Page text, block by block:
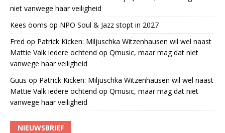
niet vanwege haar veiligheid
Kees öoms op NPO Soul & Jazz stopt in 2027
Fred op Patrick Kicken: Miljuschka Witzenhausen wil wel naast
Mattie Valk iedere ochtend op Qmusic, maar mag dat niet
vanwege haar veiligheid
Guus op Patrick Kicken: Miljuschka Witzenhausen wil wel naast
Mattie Valk iedere ochtend op Qmusic, maar mag dat niet
vanwege haar veiligheid
NIEUWSBRIEF